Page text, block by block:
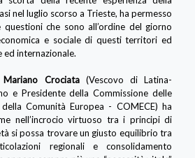
nel luglio scorso a Trieste, ha permesso
che sono all’ordine del giorno
e sociale di questi territori ed
ed internazionale.
Mariano Crociata(Vescovo di Latina-
e Presidente della Commissione delle
Comunità Europea - COMECE) ha
nell’incrocio virtuoso tra i principi di
si possa trovare un giusto equilibrio tra
regionali e consolidamento